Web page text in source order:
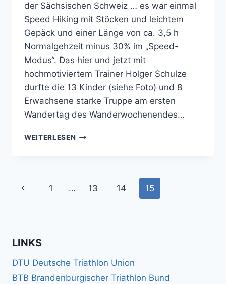
der Sächsischen Schweiz … es war einmal
Speed Hiking mit Stöcken und leichtem
Gepäck und einer Länge von ca. 3,5 h
Normalgehzeit minus 30% im „Speed-
Modus“. Das hier und jetzt mit
hochmotiviertem Trainer Holger Schulze
durfte die 13 Kinder (siehe Foto) und 8
Erwachsene starke Truppe am ersten
Wandertag des Wanderwochenendes…
WEITERLESEN SAISON-
Seitennavigation
Vorherige
1 … 13 14 15
LINKS
DTU Deutsche Triathlon Union
BTB Brandenburgischer Triathlon Bund